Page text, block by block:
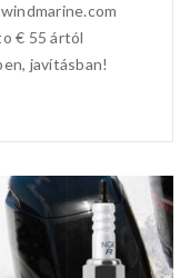
€ 55 ártól
javításban!